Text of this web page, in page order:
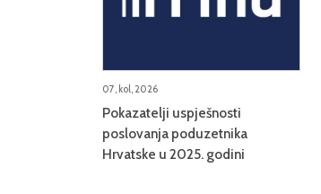
07, kol, 2026
Pokazatelji uspješnosti
poslovanja poduzetnika
Hrvatske u 2025. godini